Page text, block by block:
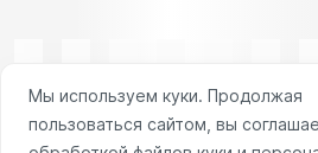
Мы используем куки. Продолжая
пользоваться сайтом, вы